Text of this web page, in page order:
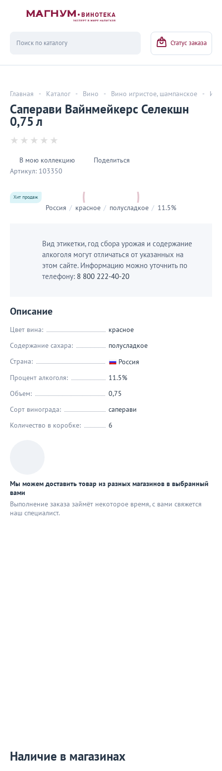
Статус заказа
Главная - Каталог - Вино - Вино игристое, шампанское -
Саперави Вайнмейкерс Селекшн
0,75 л
В мою коллекцию
Поделиться
Артикул: 103350
Хит продаж
Россия / красное / полусладкое / 11.5%
Вид этикетки, год сбора урожая и содержание
алкоголя могут отличаться от указанных на
этом сайте. Информацию можно уточнить по
телефону: 8 800 222-40-20
Описание
Цвет вина:
красное
Содержание сахара:
полусладкое
Страна:
Россия
Процент алкоголя:
11.5%
Объем:
0,75
Сорт винограда:
саперави
Количество в коробке:
6
Мы можем доставить товар из разных магазинов в выбранный
вами
Выполнение заказа займёт некоторое время, с вами свяжется
наш специaлист.
Наличие в магазинах